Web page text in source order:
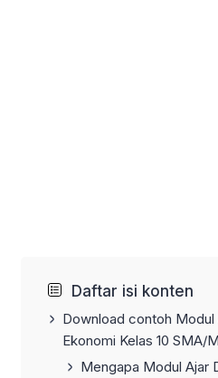
Daftar isi konten
Download contoh Modul
Ekonomi Kelas 10 SMA/
Mengapa Modul Ajar